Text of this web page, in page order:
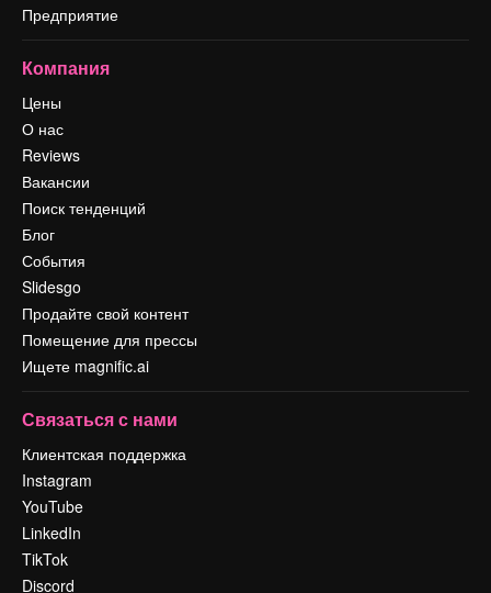
Предприятие
Компания
Цены
О нас
Reviews
Вакансии
Поиск тенденций
Блог
События
Slidesgo
Продайте свой контент
Помещение для прессы
Ищете magnific.ai
Связаться с нами
Клиентская поддержка
Instagram
YouTube
LinkedIn
TikTok
Discord